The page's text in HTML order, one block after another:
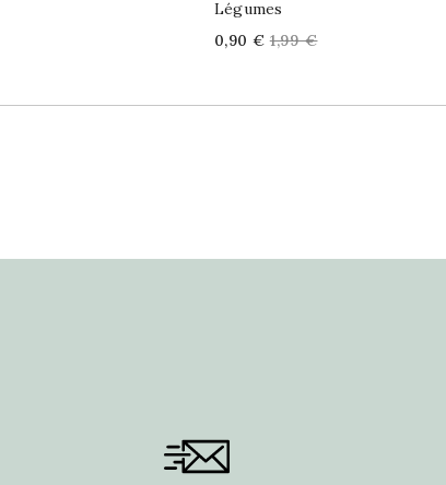
Légumes
Price
0,90 € Regular
1,99 €